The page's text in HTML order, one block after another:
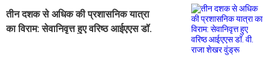
तीन दशक से अधिक की प्रशासनिक यात्रा
का विराम: सेवानिवृत्त हुए वरिष्ठ आईएएस डॉ.